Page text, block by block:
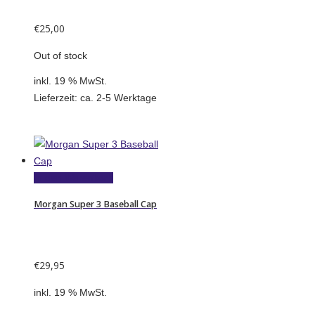
€25,00
Out of stock
inkl. 19 % MwSt.
Lieferzeit: ca. 2-5 Werktage
Morgan Super 3 Baseball Cap
€29,95
inkl. 19 % MwSt.